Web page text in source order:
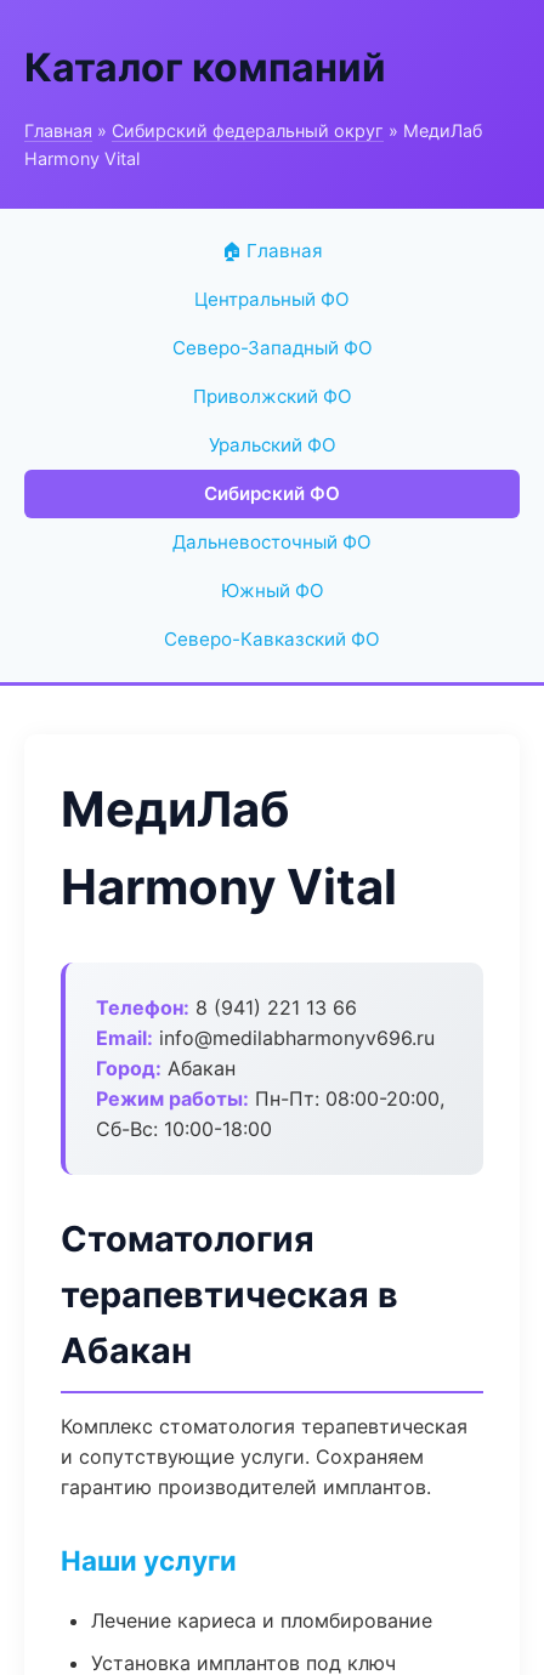
Каталог компаний
Главная » Сибирский федеральный округ » МедиЛаб
Harmony Vital
🏠 Главная
Центральный ФО
Северо-Западный ФО
Приволжский ФО
Уральский ФО
Сибирский ФО
Дальневосточный ФО
Южный ФО
Северо-Кавказский ФО
МедиЛаб
Harmony Vital
Телефон: 8 (941) 221 13 66
Email: info@medilabharmonyv696.ru
Город: Абакан
Режим работы: Пн-Пт: 08:00-20:00,
Сб-Вс: 10:00-18:00
Стоматология
терапевтическая в
Абакан
Комплекс стоматология терапевтическая
и сопутствующие услуги. Сохраняем
гарантию производителей имплантов.
Наши услуги
Лечение кариеса и пломбирование
Установка имплантов под ключ